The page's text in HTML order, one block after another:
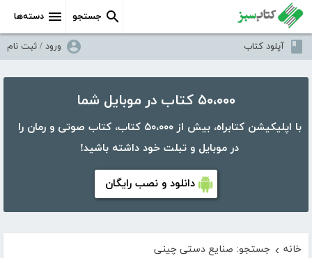
دسته‌ها جستجو
آپلود کتاب ورود / ثبت نام
۵۰،۰۰۰ کتاب در موبایل شما
با اپلیکیشن کتابراه، بیش از ۵۰،۰۰۰ کتاب، کتاب صوتی و رمان را
در موبایل و تبلت خود داشته باشید!
دانلود و نصب رایگان
خانه › جستجو: صنایع دستی چینی